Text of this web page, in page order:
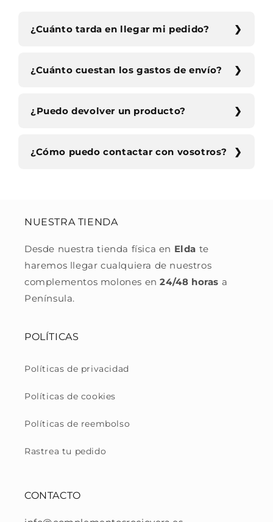
¿Cuánto tarda en llegar mi pedido?
¿Cuánto cuestan los gastos de envío?
¿Puedo devolver un producto?
¿Cómo puedo contactar con vosotros?
NUESTRA TIENDA
Desde nuestra tienda física en Elda te
haremos llegar cualquiera de nuestros
complementos molones en24/48 horas a
Península.
POLÍTICAS
Políticas de privacidad
Políticas de cookies
Políticas de reembolso
Rastrea tu pedido
CONTACTO